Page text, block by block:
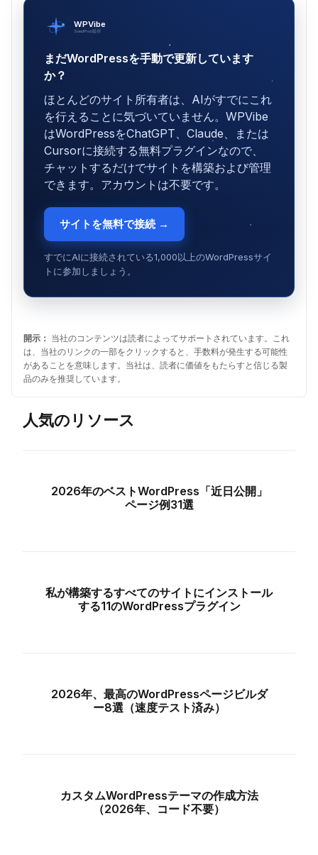
WPVibe
SeedProd提供
まだWordPressを手動で更新しています
か？
ほとんどのサイト所有者は、AIがすでにこれ
を行えることに気づいていません。WPVibe
はWordPressをChatGPT、Claude、または
Cursorに接続する無料プラグインなので、
チャットするだけでサイトを構築および管理
できます。アカウントは不要です。
サイトを無料で接続 →
すでにAIに接続されている1,000以上のWordPressサイ
トに参加しましょう。
開示： 当社のコンテンツは読者によってサポートされています。これ
は、当社のリンクの一部をクリックすると、手数料が発生する可能性
があることを意味します。当社は、読者に価値をもたらすと信じる製
品のみを推奨しています。
人気のリソース
2026年のベストWordPress「近日公開」
ページ例31選
私が構築するすべてのサイトにインストール
する11のWordPressプラグイン
2026年、最高のWordPressページビルダ
ー8選（速度テスト済み）
カスタムWordPressテーマの作成方法
（2026年、コード不要）